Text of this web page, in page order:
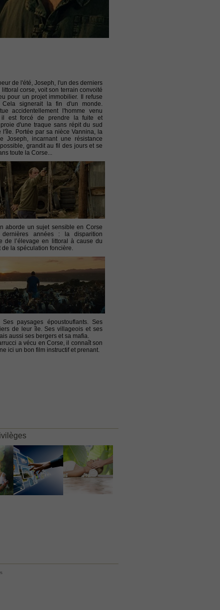
de l'été, Joseph, l'un des derniers
littoral corse, voit son terrain convoité
pour un projet immobilier. Il refuse
Cela signerait la fin d'un monde.
accidentellement l'homme venu
il est forcé de prendre la fuite et
d'une traque sans répit du sud
l'île. Portée par sa nièce Vannina, la
Joseph, incarnant une résistance
grandit au fil des jours et se
toute la Corse...
aborde un sujet sensible en Corse
années : la disparition
de l’élevage en littoral à cause du
de la spéculation foncière.
Ses paysages époustouflants. Ses
de leur île. Ses villageois et ses
aussi ses bergers et sa mafia.
a vécu en Corse, il connaît son
ici un bon film instructif et prenant.